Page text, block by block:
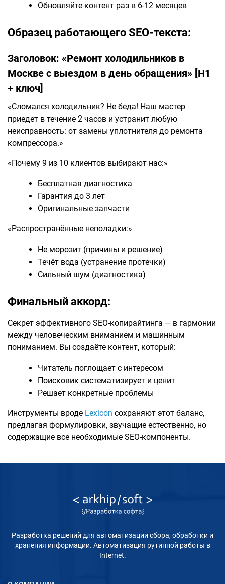
Обновляйте контент раз в 6-12 месяцев
Образец работающего SEO-текста:
Заголовок: «Ремонт холодильников в
Москве с выездом в день обращения» [H1
+ ключ]
«Сломался холодильник? Не беда! Наш мастер
приедет в течение 2 часов и устранит любую
неисправность: от замены уплотнителя до ремонта
компрессора.»
«Почему 9 из 10 клиентов выбирают нас:»
Бесплатная диагностика
Гарантия до 3 лет
Оригинальные запчасти
«Распространённые неполадки:»
Не морозит (причины и решение)
Течёт вода (устранение протечки)
Сильный шум (диагностика)
Финальный аккорд:
Секрет эффективного SEO-копирайтинга — в гармонии
между человеческим вниманием и машинным
пониманием. Вы создаёте контент, который:
Читатель поглощает с интересом
Поисковик систематизирует и ценит
Решает конкретные проблемы
Инструменты вроде Lexicon сохраняют этот баланс,
предлагая формулировки, звучащие естественно, но
содержащие все необходимые SEO-компоненты.
Разработка решений для автоматизации сбора, обработки и
хранения информации. Автоматизация рутинной работы в
Internet.